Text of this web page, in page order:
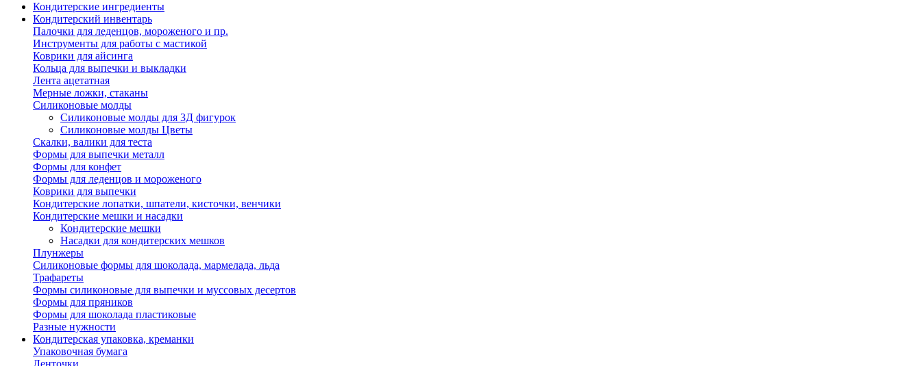
Кондитерские ингредиенты
Кондитерский инвентарь
Палочки для леденцов, мороженого и пр.
Инструменты для работы с мастикой
Коврики для айсинга
Кольца для выпечки и выкладки
Лента ацетатная
Мерные ложки, стаканы
Силиконовые молды
Силиконовые молды для 3Д фигурок
Силиконовые молды Цветы
Скалки, валики для теста
Формы для выпечки металл
Формы для конфет
Формы для леденцов и мороженого
Коврики для выпечки
Кондитерские лопатки, шпатели, кисточки, венчики
Кондитерские мешки и насадки
Кондитерские мешки
Насадки для кондитерских мешков
Плунжеры
Силиконовые формы для шоколада, мармелада, льда
Трафареты
Формы силиконовые для выпечки и муссовых десертов
Формы для пряников
Формы для шоколада пластиковые
Разные нужности
Кондитерская упаковка, креманки
Упаковочная бумага
Ленточки